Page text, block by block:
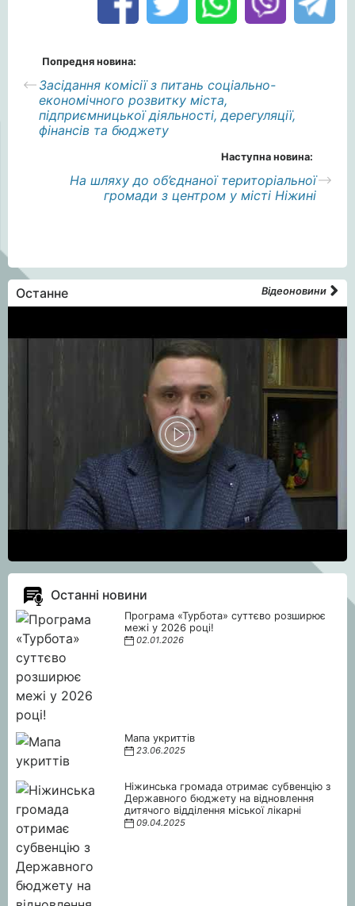
Попредня новина:
Засідання комісії з питань соціально-
економічного розвитку міста,
підприємницької діяльності, дерегуляції,
фінансів та бюджету
Наступна новина:
На шляху до об’єднаної територіальної
громади з центром у місті Ніжині
Останне Відеоновини
Останні новини
Програма «Турбота» суттєво розширює
межі у 2026 році!
02.01.2026
Мапа укриттів
23.06.2025
Ніжинська громада отримає субвенцію з
Державного бюджету на відновлення
дитячого відділення міської лікарні
09.04.2025